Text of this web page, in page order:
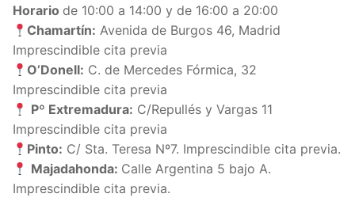
Horario de 10:00 a 14:00 y de 16:00 a 20:00
Chamartín: Avenida de Burgos 46, Madrid
Imprescindible cita previa
O’Donell: C. de Mercedes Fórmica, 32
Imprescindible cita previa
Pº Extremadura: C/Repullés y Vargas 11
Imprescindible cita previa
Pinto: C/ Sta. Teresa Nº7. Imprescindible cita previa.
Majadahonda: Calle Argentina 5 bajo A.
Imprescindible cita previa.